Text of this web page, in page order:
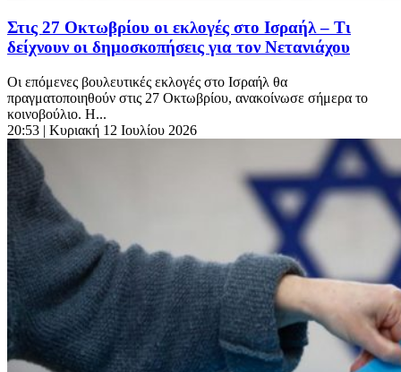
Στις 27 Οκτωβρίου οι εκλογές στο Ισραήλ – Τι
δείχνουν οι δημοσκοπήσεις για τον Νετανιάχου
Οι επόμενες βουλευτικές εκλογές στο Ισραήλ θα
πραγματοποιηθούν στις 27 Οκτωβρίου, ανακοίνωσε σήμερα το
κοινοβούλιο. Η...
20:53 | Κυριακή 12 Ιουλίου 2026